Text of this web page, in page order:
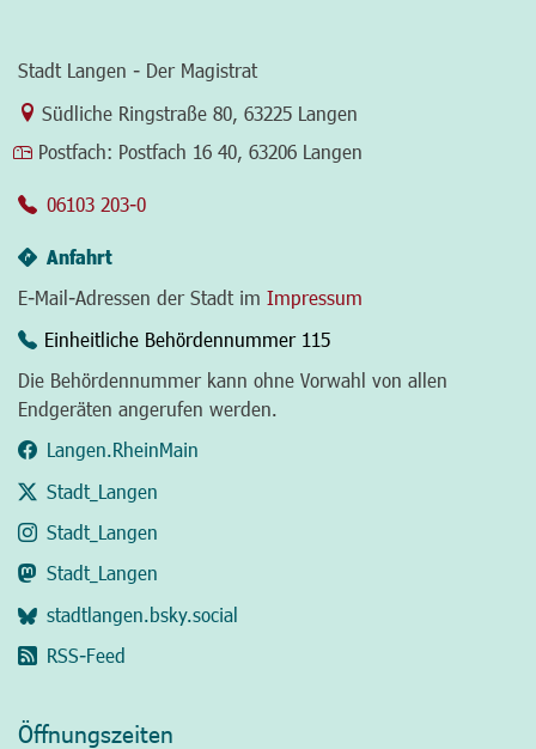
Stadt Langen - Der Magistrat
Link zur Google-Maps Navigation
Südliche Ringstraße 80 63225 Langen
Postfach: Postfach 16 40, 63206 Langen
06103 203-0
Anfahrt
E-Mail-Adressen der Stadt im Impressum
Einheitliche Behördennummer 115
Die Behördennummer kann ohne Vorwahl von allen
Endgeräten angerufen werden.
Langen.RheinMain
Stadt_Langen
Stadt_Langen
Stadt_Langen
stadtlangen.bsky.social
RSS-Feed
Öffnungszeiten